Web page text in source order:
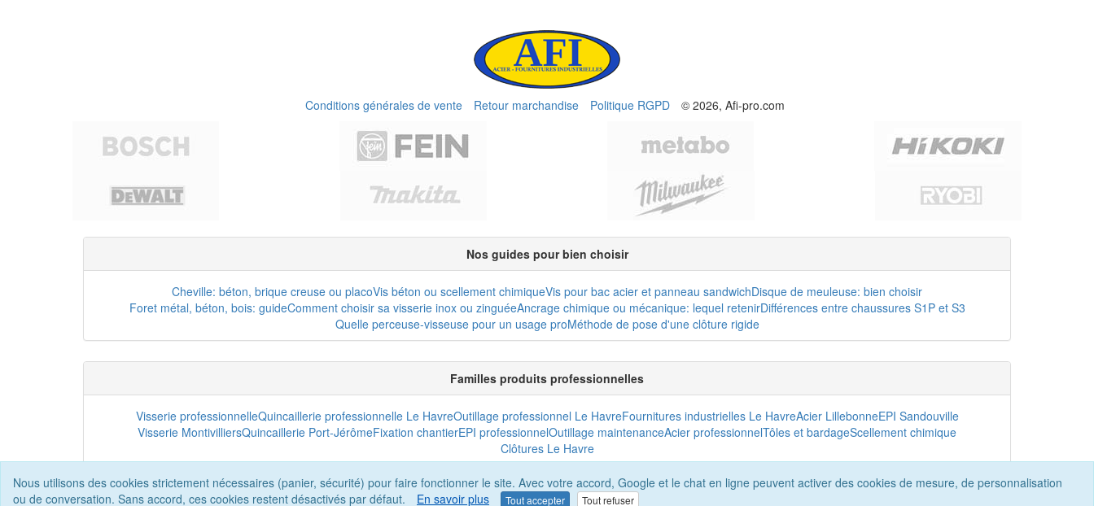
Nous utilisons des cookies strictement nécessaires (panier, sécurité) pour faire fonctionner le site. Avec votre accord, Google et le chat en ligne peuvent activer des cookies de mesure, de personnalisation
ou de conversation. Sans accord, ces cookies restent désactivés par défaut.
En savoir plus Tout accepter Tout refuser
Conditions générales de vente Retour marchandise Politique RGPD © 2026, Afi-pro.com
Nos guides pour bien choisir
Cheville: béton, brique creuse ou placoVis béton ou scellement chimiqueVis pour bac acier et panneau sandwichDisque de meuleuse: bien choisir
Foret métal, béton, bois: guideComment choisir sa visserie inox ou zinguéeAncrage chimique ou mécanique: lequel retenirDifférences entre chaussures S1P et S3
Quelle perceuse-visseuse pour un usage proMéthode de pose d'une clôture rigide
Familles produits professionnelles
Visserie professionnelleQuincaillerie professionnelle Le HavreOutillage professionnel Le HavreFournitures industrielles Le HavreAcier LillebonneEPI Sandouville
Visserie MontivilliersQuincaillerie Port-JérômeFixation chantierEPI professionnelOutillage maintenanceAcier professionnelTôles et bardageScellement chimique
Clôtures Le Havre